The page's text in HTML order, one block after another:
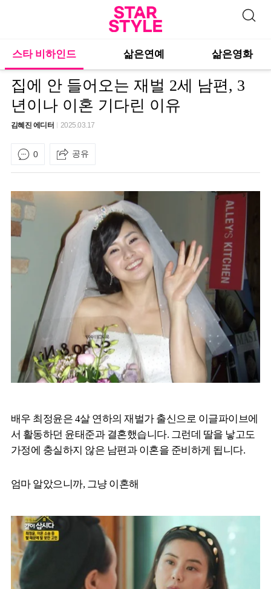
스타 비하인드 삶은연예 삶은영화
집에 안 들어오는 재벌 2세 남편, 3
년이나 이혼 기다린 이유
김혜진 에디터 2025.03.17
0 공유
배우 최정윤은 4살 연하의 재벌가 출신으로 이글파이브에
서 활동하던 윤태준과 결혼했습니다. 그런데 딸을 낳고도
가정에 충실하지 않은 남편과 이혼을 준비하게 됩니다.
엄마 알았으니까, 그냥 이혼해